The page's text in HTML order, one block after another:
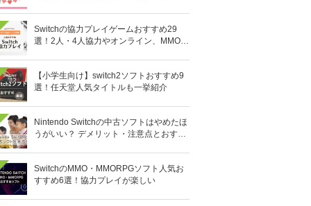
Switchの協力プレイゲームおすすめ29
選！2人・4人協力やオンライン、MMOR
【小学生向け】switch2ソフトおすすめ9
選！任天堂人気タイトルも一挙紹介
Nintendo Switchの中古ソフトはやめたほ
うがいい？ デメリット・注意点とおすす
SwitchのMMO・MMORPGソフト人気お
すすめ6選！協力プレイが楽しい